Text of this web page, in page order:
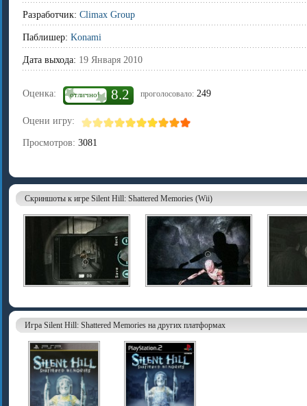
Разработчик: Climax Group
Паблишер: Konami
Дата выхода: 19 Января 2010
Оценка: отлично! 8.2 проголосовало: 249
Оцени игру:
Просмотров: 3081
Скриншоты к игре Silent Hill: Shattered Memories (Wii)
Игра Silent Hill: Shattered Memories на других платформах